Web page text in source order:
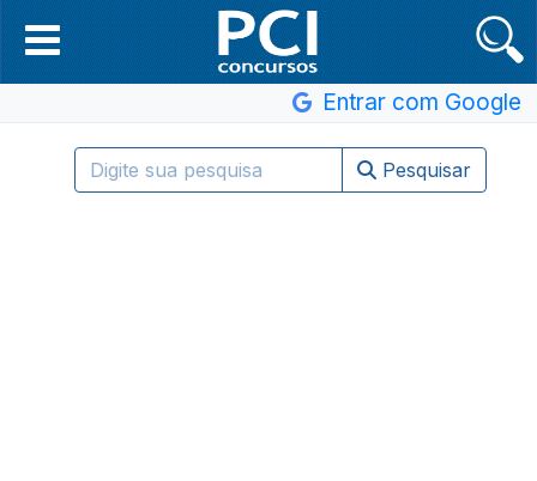
Entrar com Google
Pesquisar